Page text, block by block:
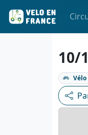
10/